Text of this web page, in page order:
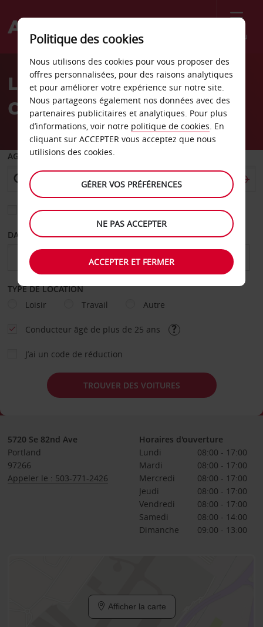
Menu
Welcome
AvisLocation de voiture
Clackamas Oregon
AGENCE DE DÉPART
Sélectionnez une autre agence de retour
DATE DE DÉPART DATE DE RETOUR
TYPE DE LOCATION
Loisir
Travail Autre
Conducteur âgé de plus de 25 ans
J’ai un code de réduction
TROUVER DES VOITURES
5720 Se 82nd Ave
Portland
97266
Appeler le : 503-771-2426
Horaires d'ouverture
Lundi
08:00 - 17:00
Mardi
08:00 - 17:00
Mercredi
08:00 - 17:00
Jeudi
08:00 - 17:00
Vendredi
08:00 - 17:00
Samedi
08:00 - 14:00
Dimanche
09:00 - 13:00
Afficher la carte
Politique des cookies
Nous utilisons des cookies pour vous proposer des
offres personnalisées, pour des raisons analytiques
et pour améliorer votre expérience sur notre site.
Nous partageons également nos données avec des
partenaires publicitaires et analytiques. Pour plus
d’informations, voir notre politique de cookies. En
cliquant sur ACCEPTER vous acceptez que nous
utilisions des cookies.
GÉRER VOS PRÉFÉRENCES
NE PAS ACCEPTER
ACCEPTER ET FERMER